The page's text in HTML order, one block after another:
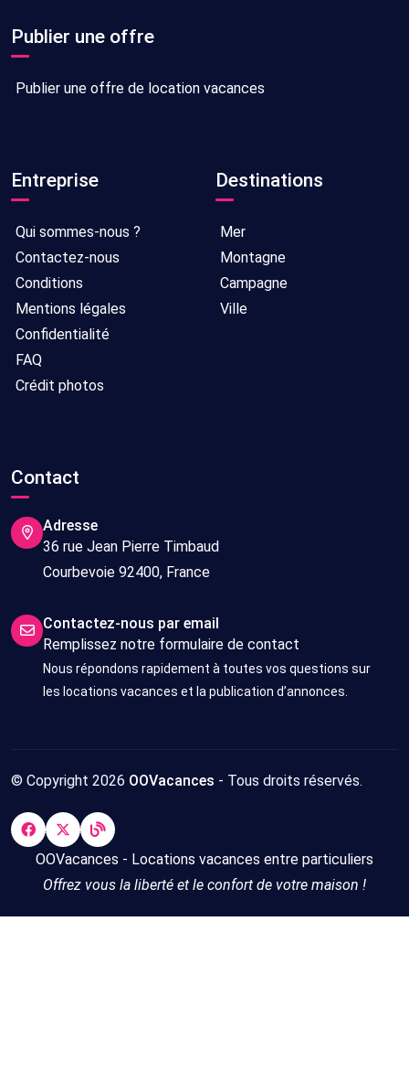
Publier une offre
Publier une offre de location vacances
Entreprise
Qui sommes-nous ?
Contactez-nous
Conditions
Mentions légales
Confidentialité
FAQ
Crédit photos
Destinations
Mer
Montagne
Campagne
Ville
Contact
Adresse
36 rue Jean Pierre Timbaud
Courbevoie 92400, France
Contactez-nous par email
Remplissez notre formulaire de contact
Nous répondons rapidement à toutes vos questions sur
les locations vacances et la publication d’annonces.
© Copyright 2026 OOVacances - Tous droits réservés.
OOVacances - Locations vacances entre particuliers
Offrez vous la liberté et le confort de votre maison !